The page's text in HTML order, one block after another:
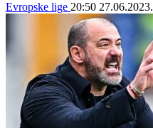
Evropske lige 20:50 27.06.2023.